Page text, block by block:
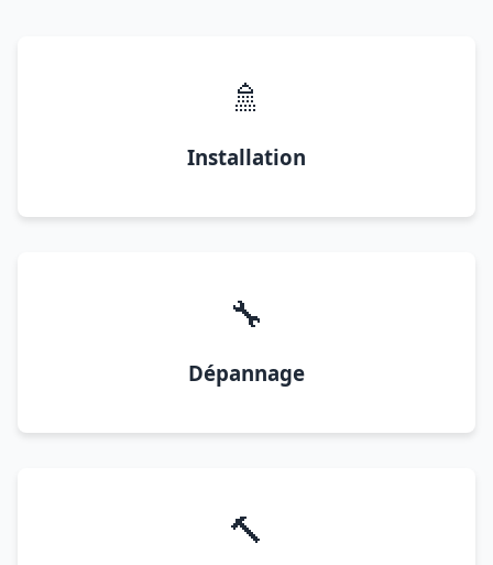
🚿
Installation
🔧
Dépannage
🔨